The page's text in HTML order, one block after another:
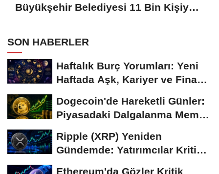
Büyükşehir Belediyesi 11 Bin Kişiye
SON HABERLER
Haftalık Burç Yorumları: Yeni
Haftada Aşk, Kariyer ve Finans
Dogecoin'de Hareketli Günler:
Piyasadaki Dalgalanma Meme
Ripple (XRP) Yeniden
Gündemde: Yatırımcılar Kritik
Ethereum'da Gözler Kritik